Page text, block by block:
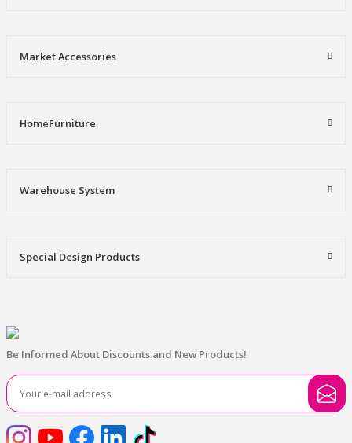
Market Accessories
HomeFurniture
Warehouse System
Special Design Products
Be Informed About Discounts and New Products!